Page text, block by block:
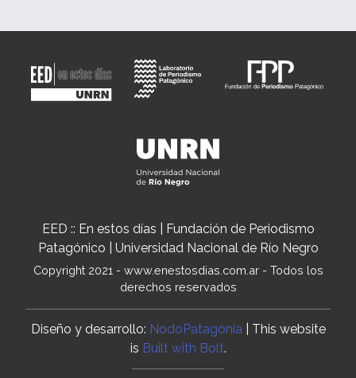
EED :: En estos días | Fundación de Periodismo
Patagónico | Universidad Nacional de Río Negro
Copyright 2021 - www.enestosdias.com.ar - Todos los
derechos reservados
Diseño y desarrollo: NodoPatagonia| This website
is Built with Bolt.